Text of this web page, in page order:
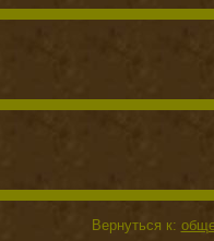
Вернуться к: